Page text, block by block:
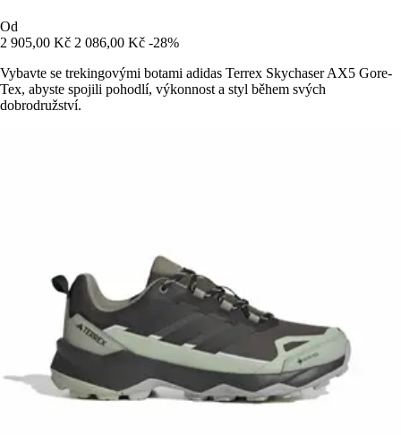
Od
2 905,00 Kč 2 086,00 Kč -28%
Vybavte se trekingovými botami adidas Terrex Skychaser AX5 Gore-
Tex, abyste spojili pohodlí, výkonnost a styl během svých
dobrodružství.